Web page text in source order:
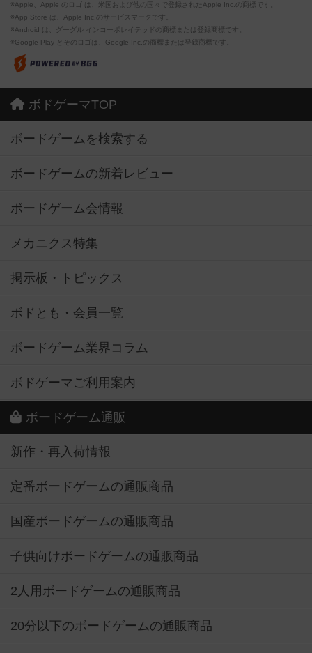
※Apple、Apple のロゴ は、米国および他の国々で登録されたApple Inc.の商標です。
※App Store は、Apple Inc.のサービスマークです。
※Android は、グーグル インコーポレイテッドの商標または登録商標です。
※Google Play とそのロゴは、Google Inc.の商標または登録商標です。
ボドゲーマTOP
ボードゲームを検索する
ボードゲームの新着レビュー
ボードゲーム会情報
メカニクス特集
掲示板・トピックス
ボドとも・会員一覧
ボードゲーム業界コラム
ボドゲーマご利用案内
ボードゲーム通販
新作・再入荷情報
定番ボードゲームの通販商品
国産ボードゲームの通販商品
子供向けボードゲームの通販商品
2人用ボードゲームの通販商品
20分以下のボードゲームの通販商品